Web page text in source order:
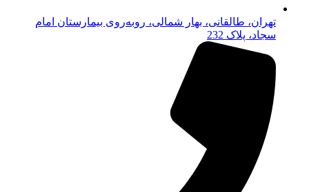
تهران، طالقانی، بهار شمالی، روبه‌روی بیمارستان امام
سجاد، پلاک 232